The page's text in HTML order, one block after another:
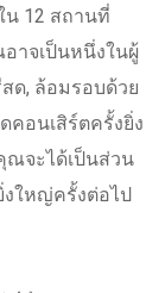
น 12 สถานที่
าจเป็นหนึ่งในผู้
ด, ล้อมรอบด้วย
คอนเสิร์ตครั้งยิ่ง
ณจะได้เป็นส่วน
ใหญ่ครั้งต่อไป